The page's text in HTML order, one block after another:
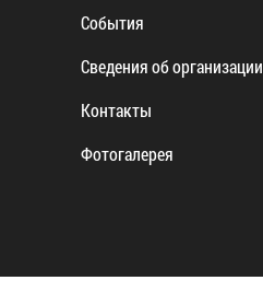
События
Сведения об организации
Контакты
Фотогалерея